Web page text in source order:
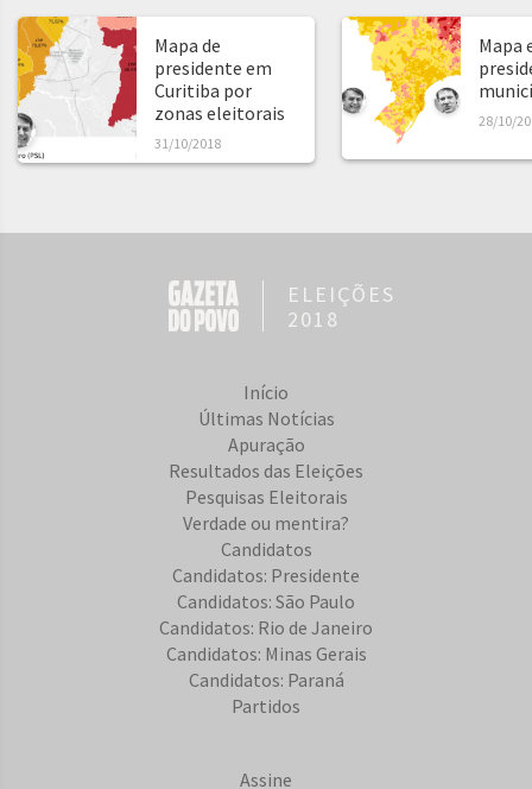
Mapa de
presidente em
Curitiba por
zonas eleitorais
31/10/2018
Mapa
28/10/
ELEIÇÕES
2018
Início
Últimas Notícias
Apuração
Resultados das Eleições
Pesquisas Eleitorais
Verdade ou mentira?
Candidatos
Candidatos: Presidente
Candidatos: São Paulo
Candidatos: Rio de Janeiro
Candidatos: Minas Gerais
Candidatos: Paraná
Partidos
Assine